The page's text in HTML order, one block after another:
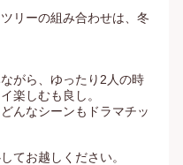
リーの組み合わせは、冬
がら、ゆったり2人の時
楽しむも良し。
んなシーンもドラマチッ
てお越しください。